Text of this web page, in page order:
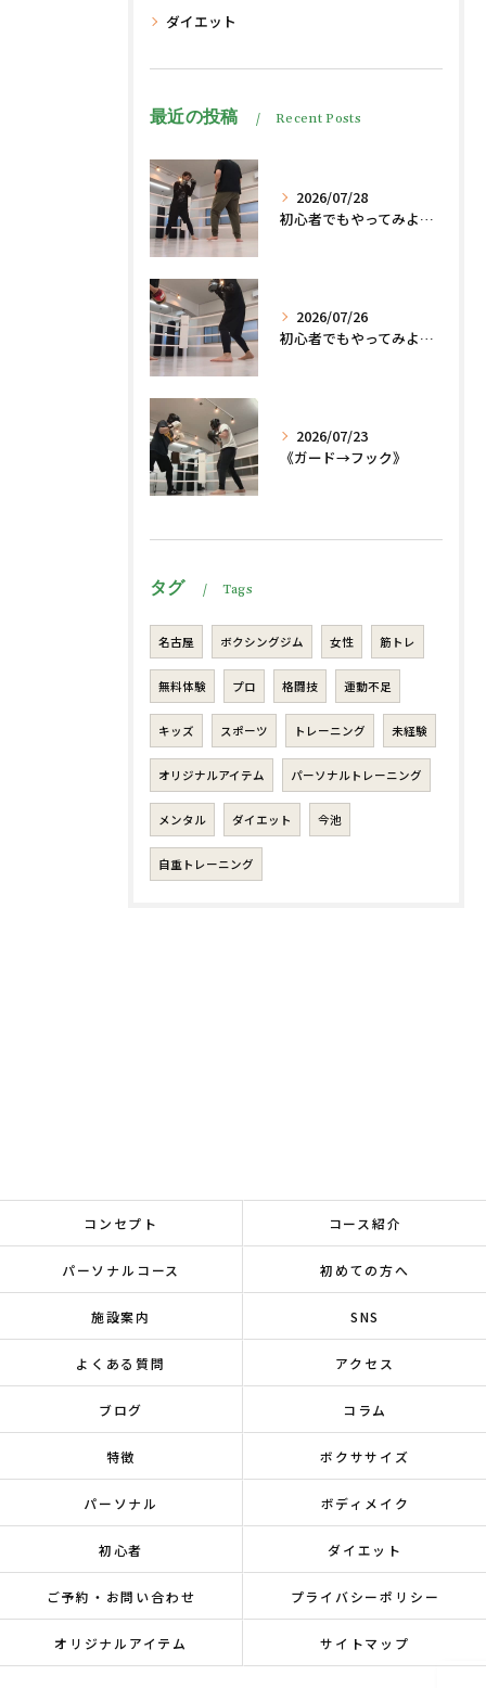
ダイエット
最近の投稿 Recent Posts
2026/07/28
初心者でもやってみよう、格闘技でダイエット脂肪燃焼🔥
2026/07/26
初心者でもやってみよう、格闘技でダイエット、脂肪燃焼🔥
2026/07/23
《ガード→フック》
タグ Tags
名古屋 ボクシングジム 女性 筋トレ
無料体験 プロ 格闘技 運動不足
キッズ スポーツ トレーニング 未経験
オリジナルアイテム パーソナルトレーニング
メンタル ダイエット 今池
自重トレーニング
コンセプト コース紹介
パーソナルコース 初めての方へ
施設案内 SNS
よくある質問 アクセス
ブログ コラム
特徴 ボクササイズ
パーソナル ボディメイク
初心者 ダイエット
ご予約・お問い合わせ プライバシーポリシー
オリジナルアイテム サイトマップ